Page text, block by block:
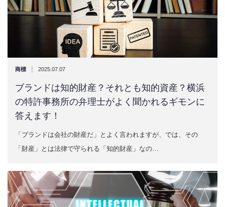
商標 | 2025.07.07
ブランドは知的財産？それとも知的資産？横浜
の特許事務所の弁理士がよく聞かれるギモンに
答えます！
「ブランドは会社の財産だ」とよく言われますが、では、その
「財産」とは法律で守られる「知的財産」なの…